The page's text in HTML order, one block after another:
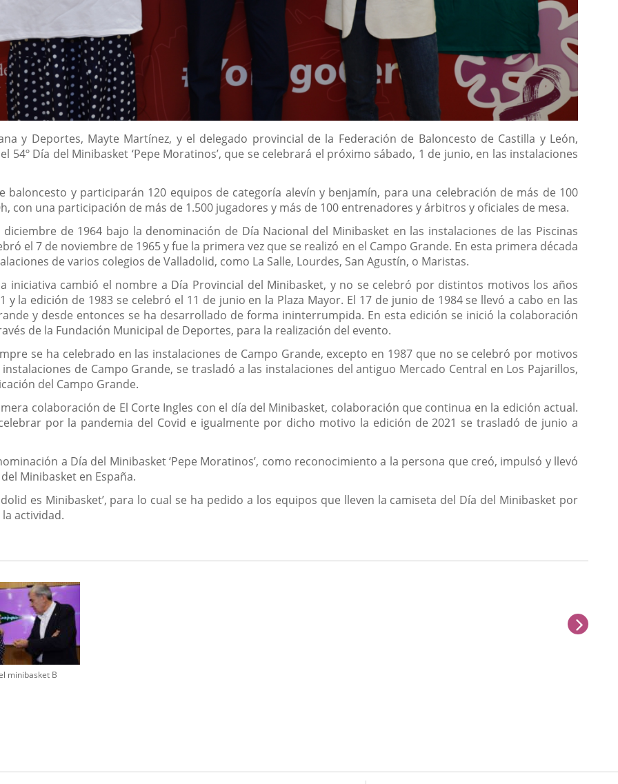
y Deportes, Mayte Martínez, y el delegado provincial de la Federación de Baloncesto de Castilla y León,
54º Día del Minibasket ‘Pepe Moratinos’, que se celebrará el próximo sábado, 1 de junio, en las instalaciones
baloncesto y participarán 120 equipos de categoría alevín y benjamín, para una celebración de más de 100
con una participación de más de 1.500 jugadores y más de 100 entrenadores y árbitros y oficiales de mesa.
de 1964 bajo la denominación de Día Nacional del Minibasket en las instalaciones de las Piscinas
el 7 de noviembre de 1965 y fue la primera vez que se realizó en el Campo Grande. En esta primera década
de varios colegios de Valladolid, como La Salle, Lourdes, San Agustín, o Maristas.
iniciativa cambió el nombre a Día Provincial del Minibasket, y no se celebró por distintos motivos los años
y la edición de 1983 se celebró el 11 de junio en la Plaza Mayor. El 17 de junio de 1984 se llevó a cabo en las
y desde entonces se ha desarrollado de forma ininterrumpida. En esta edición se inició la colaboración
de la Fundación Municipal de Deportes, para la realización del evento.
se ha celebrado en las instalaciones de Campo Grande, excepto en 1987 que no se celebró por motivos
de Campo Grande, se trasladó a las instalaciones del antiguo Mercado Central en Los Pajarillos,
del Campo Grande.
colaboración de El Corte Ingles con el día del Minibasket, colaboración que continua en la edición actual.
por la pandemia del Covid e igualmente por dicho motivo la edición de 2021 se trasladó de junio a
a Día del Minibasket ‘Pepe Moratinos’, como reconocimiento a la persona que creó, impulsó y llevó
Minibasket en España.
es Minibasket’, para lo cual se ha pedido a los equipos que lleven la camiseta del Día del Minibasket por
actividad.
minibasket B